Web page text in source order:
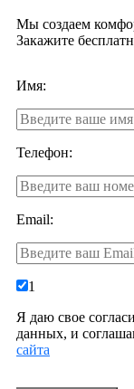
Мы создаем
Закажите
Имя:
Телефон:
Email:
1
Я даю свое
данных, и
сайта